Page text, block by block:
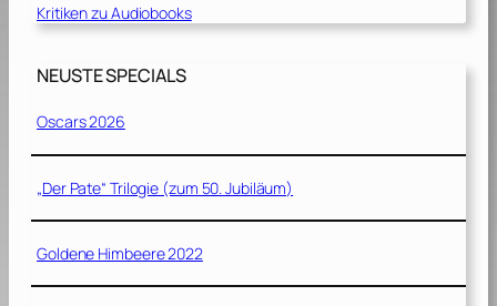
Kritiken zu Audiobooks
NEUSTE SPECIALS
Oscars 2026
„Der Pate“ Trilogie (zum 50. Jubiläum)
Goldene Himbeere 2022